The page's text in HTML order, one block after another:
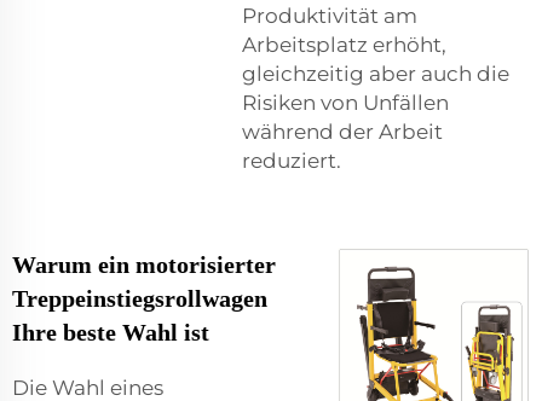
Produktivität am
Arbeitsplatz erhöht,
gleichzeitig aber auch die
Risiken von Unfällen
während der Arbeit
reduziert.
Warum ein motorisierter
Treppeinstiegsrollwagen
Ihre beste Wahl ist
Die Wahl eines